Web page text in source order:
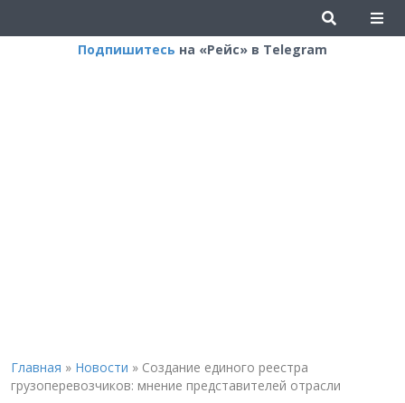
Подпишитесь на «Рейс» в Telegram
Главная » Новости » Создание единого реестра
грузоперевозчиков: мнение представителей отрасли